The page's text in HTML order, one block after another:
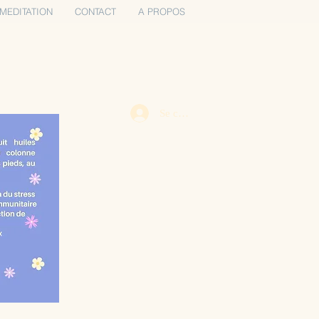
MEDITATION CONTACT A PROPOS
Se connecter